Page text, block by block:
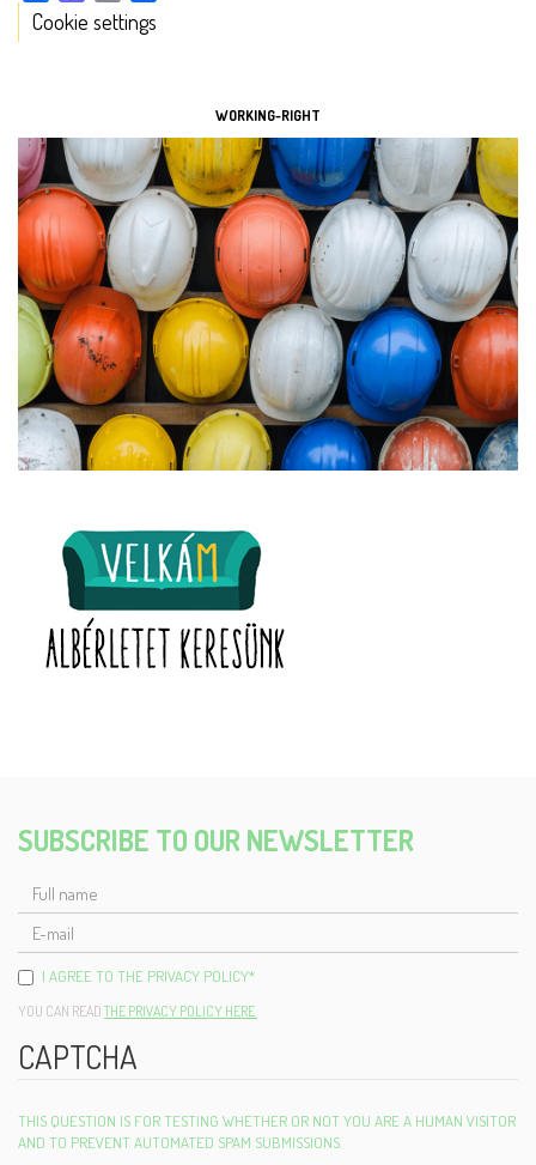
TOOLS
Cookie settings
WORKING-RIGHT
SUBSCRIBE TO OUR NEWSLETTER
FULL
NAME
MAIL
I AGREE TO THE PRIVACY POLICY*
YOU CAN READ THE PRIVACY POLICY HERE.
CAPTCHA
THIS QUESTION IS FOR TESTING WHETHER OR NOT YOU ARE A HUMAN VISITOR
AND TO PREVENT AUTOMATED SPAM SUBMISSIONS.